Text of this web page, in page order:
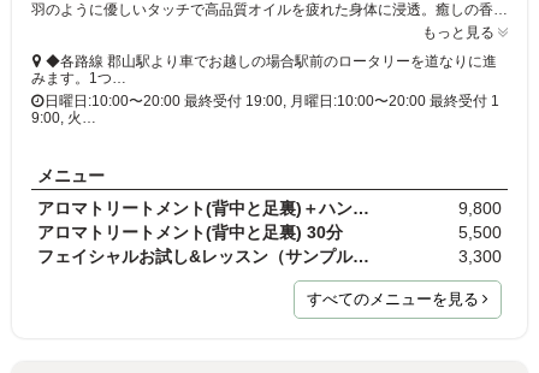
羽のように優しいタッチで高品質オイルを疲れた身体に浸透。癒しの香りと手の温もりで、心も身体も癒される至福の時間を体験できます
もっと見る
◆各路線 郡山駅より車でお越しの場合駅前のロータリーを道なりに進
みます。1つ…
日曜日:10:00〜20:00 最終受付 19:00, 月曜日:10:00〜20:00 最終受付 1
9:00, 火…
メニュー
アロマトリートメント(背中と足裏)＋ハンド＋水素フ…
9,800
アロマトリートメント(背中と足裏) 30分
5,500
フェイシャルお試し&レッスン（サンプル・シート…
3,300
すべてのメニューを見る